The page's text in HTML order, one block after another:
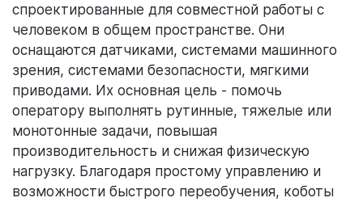
спроектированные для совместной работы с
человеком в общем пространстве. Они
оснащаются датчиками, системами машинного
зрения, системами безопасности, мягкими
приводами. Их основная цель - помочь
оператору выполнять рутинные, тяжелые или
монотонные задачи, повышая
производительность и снижая физическую
нагрузку. Благодаря простому управлению и
возможности быстрого переобучения, коботы